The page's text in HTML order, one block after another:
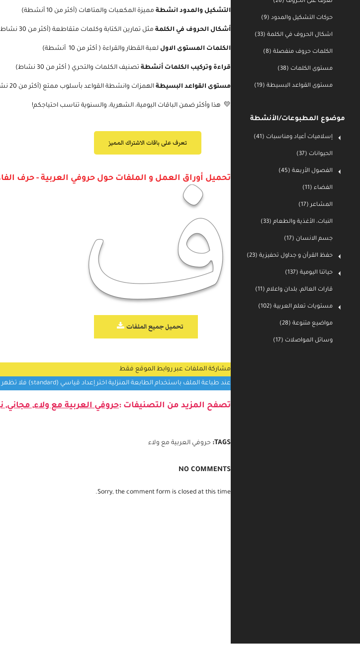
حركات التشكيل والمدود (9)
اشكال الحروف في الكلمة (33)
الكلمات حروف منفصلة (8)
مستوى الكلمات (38)
مستوى القواعد البسيطة (19)
موضوع المطبوعات/الأنشطة
إسلاميات أعياد ومناسبات (41)
الحيوانات (37)
الفصول الأربعة (45)
الفضاء (11)
المشاعر (17)
النبات، الأغذية والطعام (33)
جسم الانسان (17)
حفظ القرأن و جداول تحفيزية (23)
حياتنا اليومية (137)
قارات العالم، بلدان واعلام (11)
مستويات تعلم العربية (102)
مواضيع متنوعة (28)
وسائل المواصلات (17)
التعرّف على الحروف ، أنشطة البزل والقص واللصق (أكثر من 25 نشاط)
التشكيل والمدود انشطة
الكلمات المستوى الاول لعبة القطار والقراءة ( أكثر من 10 أنشطة)
تعرف على باقات الاشتراك المميز
تحميل أوراق العمل و الملفات حول حروفي العربية - حرف الفاء
تحميل جميع الملفات
مشاركة الملفات عبر روابط الموقع فقط